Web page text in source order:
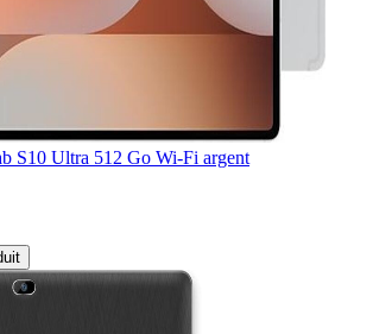
S10 Ultra 512 Go Wi-Fi argent